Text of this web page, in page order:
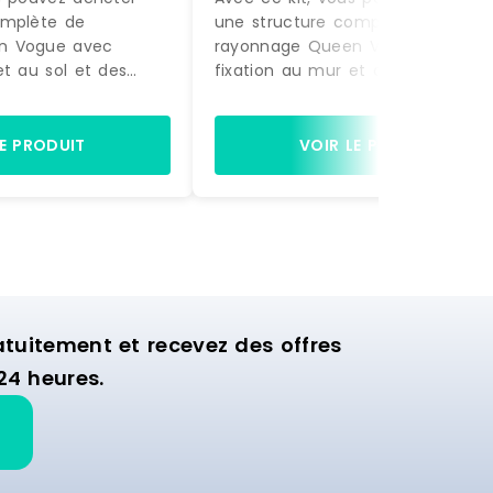
de
Vogue avec
au sol et des
être montée.
et de 2 bras
structure est
PRODUIT
une structure complète de
rayonnage Queen Vogue avec
fixation au mur et au sol et des
la photo, prête à être montée.
Equipée de 4 étagères et de 2
de suspension, cette structure
VOIR LE PRODUIT
et recevez des offres
heures.